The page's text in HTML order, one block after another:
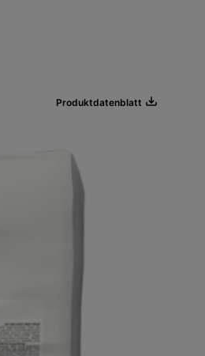
Produktdatenblatt